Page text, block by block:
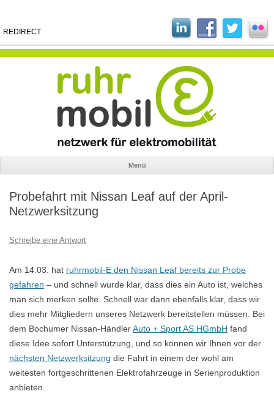
REDIRECT
Menü
springen
Probefahrt mit Nissan Leaf auf der April-
Netzwerksitzung
Schreibe eine Antwort
Am 14.03. hat ruhrmobil-E den Nissan Leaf bereits zur Probe
gefahren – und schnell wurde klar, dass dies ein Auto ist, welches
man sich merken sollte. Schnell war dann ebenfalls klar, dass wir
dies mehr Mitgliedern unseres Netzwerk bereitstellen müssen. Bei
dem Bochumer Nissan-HändlerAuto + Sport AS HGmbH fand
diese Idee sofort Unterstützung, und so können wir Ihnen vor der
nächsten Netzwerksitzung die Fahrt in einem der wohl am
weitesten fortgeschrittenen Elektrofahrzeuge in Serienproduktion
anbieten.